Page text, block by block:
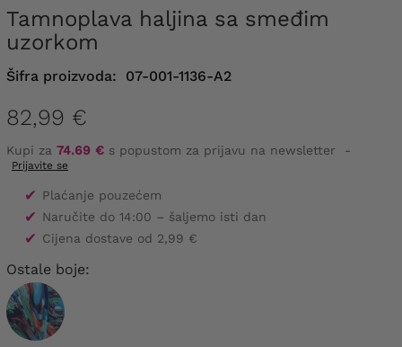
Tamnoplava haljina sa smeđim
uzorkom
Šifra proizvoda: 07-001-1136-A2
82,99 €
Kupi za 74.69 € s popustom za prijavu na newsletter -
Prijavite se
✔ Plaćanje pouzećem
✔ Naručite do 14:00 – šaljemo isti dan
✔ Cijena dostave od 2,99 €
Ostale boje: